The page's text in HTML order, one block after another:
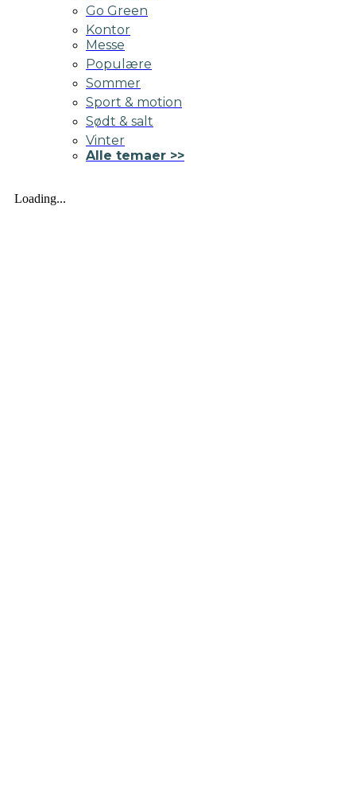
Go Green
Kontor
Messe
Populære
Sommer
Sport & motion
Sødt & salt
Vinter
Alle temaer >>
Loading...